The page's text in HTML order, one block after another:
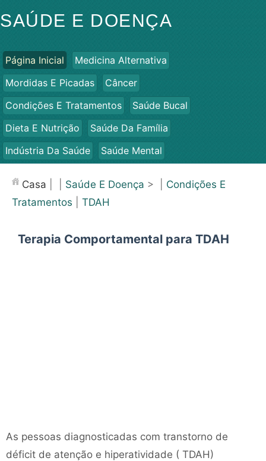
SAÚDE E DOENÇA
Página Inicial
Medicina Alternativa
Mordidas E Picadas
Câncer
Condições E Tratamentos
Saúde Bucal
Dieta E Nutrição
Saúde Da Família
Indústria Da Saúde
Saúde Mental
Saúde
Casa Saúde E Doença > | Condições E
Tratamentos
TDAH
Terapia Comportamental para TDAH
As pessoas diagnosticadas com transtorno de
déficit de atenção e hiperatividade ( TDAH)